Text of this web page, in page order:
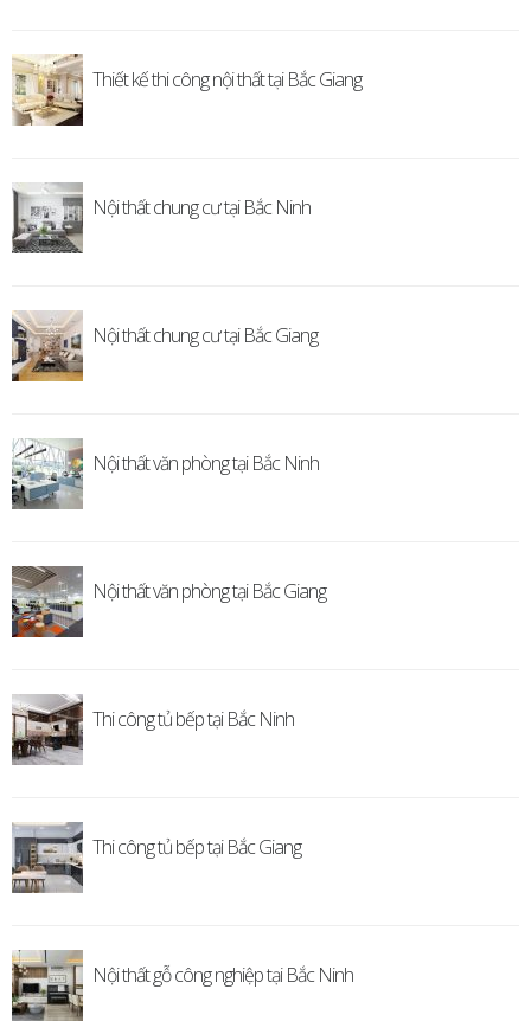
Thiết kế thi công nội thất tại Bắc Giang
Nội thất chung cư tại Bắc Ninh
Nội thất chung cư tại Bắc Giang
Nội thất văn phòng tại Bắc Ninh
Nội thất văn phòng tại Bắc Giang
Thi công tủ bếp tại Bắc Ninh
Thi công tủ bếp tại Bắc Giang
Nội thất gỗ công nghiệp tại Bắc Ninh